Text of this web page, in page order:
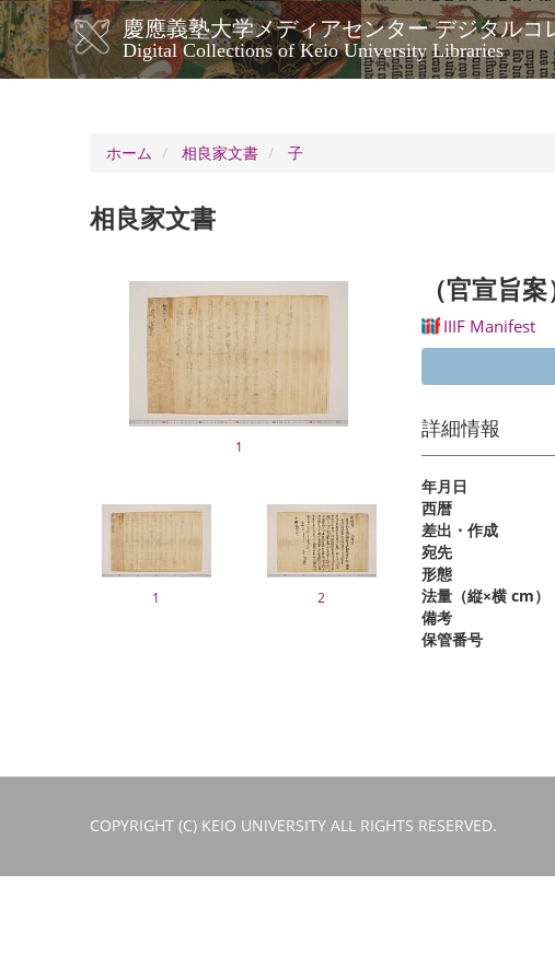
メ
イ
ン
コ
慶應義塾大学メディアセンター デジタルコ
Digital Collections of Keio University Libraries
メ
イ
ビ
ー
シ
ホーム 相良家文書 子
相良家文書
1
1 2
（官宣旨
IIIF Manifest
詳細情報
年月日
西暦
差出・作成
宛先
形態
法量（縦×横 cm）
備考
保管番号
COPYRIGHT (C) KEIO UNIVERSITY ALL RIGHTS RESERVED.